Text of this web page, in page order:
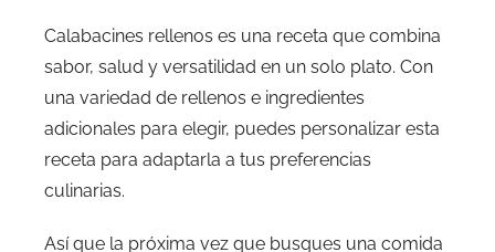
Calabacines rellenos es una receta que combina
sabor, salud y versatilidad en un solo plato. Con
una variedad de rellenos e ingredientes
adicionales para elegir, puedes personalizar esta
receta para adaptarla a tus preferencias
culinarias.
Así que la próxima vez que busques una comida